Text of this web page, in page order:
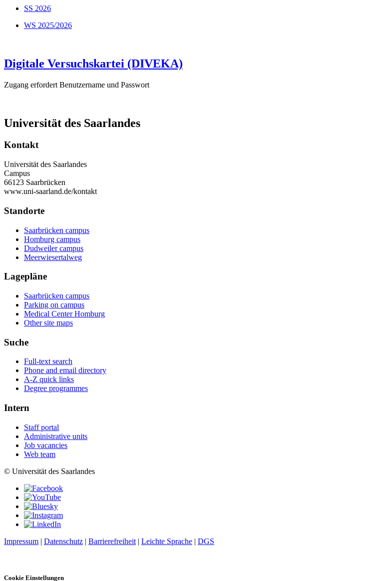
SS 2026
WS 2025/2026
Digitale Versuchskartei (DIVEKA)
Zugang erfordert Benutzername und Passwort
Universität des Saarlandes
Kontakt
Universität des Saarlandes
Campus
66123 Saarbrücken
www.uni-saarland.de/kontakt
Standorte
Saarbrücken campus
Homburg campus
Dudweiler campus
Meerwiesertalweg
Lagepläne
Saarbrücken campus
Parking on campus
Medical Center Homburg
Other site maps
Suche
Full-text search
Phone and email directory
A-Z quick links
Degree programmes
Intern
Staff portal
Administrative units
Job vacancies
Web team
© Universität des Saarlandes
Impressum | Datenschutz | Barrierefreiheit | Leichte Sprache | DGS
Cookie Einstellungen